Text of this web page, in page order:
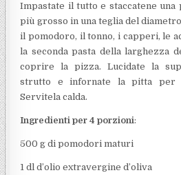
Impastate il tutto e staccatene una
più grosso in una teglia del
il pomodoro, il tonno, i capperi, le
la seconda pasta della larghezza
coprire la pizza. Lucidate la
strutto e infornate la pitta per
Servitela calda.
Ingredienti per 4 porzioni:
500 g di pomodori maturi
1 dl d’olio extravergine d’oliva